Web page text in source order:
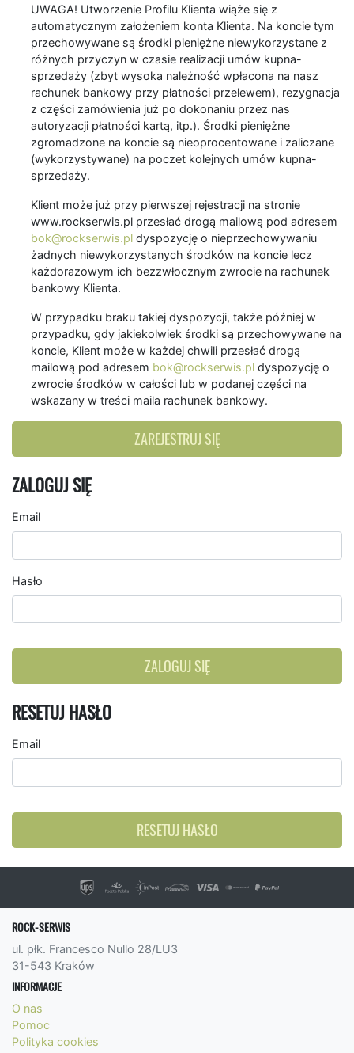
UWAGA! Utworzenie Profilu Klienta wiąże się z
automatycznym założeniem konta Klienta. Na koncie tym
przechowywane są środki pieniężne niewykorzystane z
różnych przyczyn w czasie realizacji umów kupna-
sprzedaży (zbyt wysoka należność wpłacona na nasz
rachunek bankowy przy płatności przelewem), rezygnacja
z części zamówienia już po dokonaniu przez nas
autoryzacji płatności kartą, itp.). Środki pieniężne
zgromadzone na koncie są nieoprocentowane i zaliczane
(wykorzystywane) na poczet kolejnych umów kupna-
sprzedaży.
Klient może już przy pierwszej rejestracji na stronie
www.rockserwis.pl przesłać drogą mailową pod adresem
bok@rockserwis.pl dyspozycję o nieprzechowywaniu
żadnych niewykorzystanych środków na koncie lecz
każdorazowym ich bezzwłocznym zwrocie na rachunek
bankowy Klienta.
W przypadku braku takiej dyspozycji, także później w
przypadku, gdy jakiekolwiek środki są przechowywane na
koncie, Klient może w każdej chwili przesłać drogą
mailową pod adresem bok@rockserwis.pl dyspozycję o
zwrocie środków w całości lub w podanej części na
wskazany w treści maila rachunek bankowy.
ZAREJESTRUJ SIĘ
ZALOGUJ SIĘ
Email
Hasło
ZALOGUJ SIĘ
RESETUJ HASŁO
Email
RESETUJ HASŁO
ROCK-SERWIS
ul. płk. Francesco Nullo 28/LU3
31-543 Kraków
INFORMACJE
O nas
Pomoc
Polityka cookies